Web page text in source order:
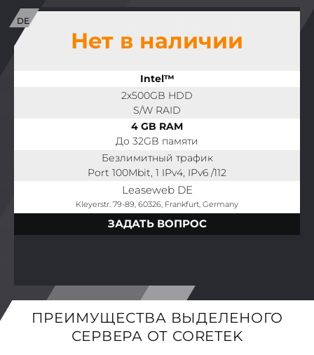
Нет в наличии
Intel™
2x500GB HDD
S/W RAID
4 GB RAM
До 32GB памяти
Безлимитный трафик
Port 100Mbit, 1 IPv4, IPv6 /112
Leaseweb DE
Kleyerstr. 79-89, 60326, Frankfurt, Germany
ЗАДАТЬ ВОПРОС
ПРЕИМУЩЕСТВА ВЫДЕЛЕНОГО
СЕРВЕРА ОТ CORETEK